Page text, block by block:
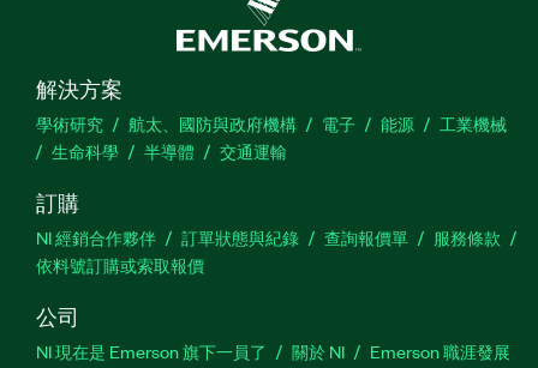
解決方案
學術研究 航太、國防與政府機構 電子 能源
工業機械
生命科學
半導體 交通運輸
訂購
NI 經銷合作夥伴 訂單狀態與紀錄 查詢報價單
服務條款
依料號訂購或索取報價
公司
NI 現在是 Emerson 旗下一員了 關於 NI
Emerson 職涯發展